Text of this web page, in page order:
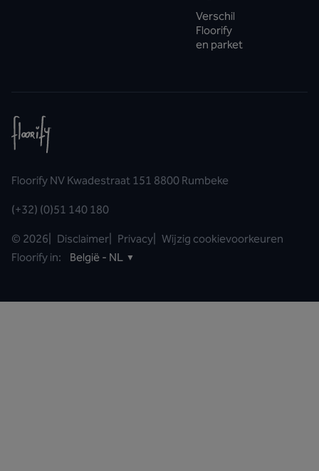
Verschil
Floorify
en parket
Floorify NV Kwadestraat 151 8800 Rumbeke
(+32) (0)51 140 180
© 2026 Disclaimer Privacy
Wijzig cookievoorkeuren
Floorify in:
België - NL ▼